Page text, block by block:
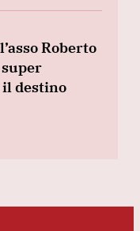
Roberto
destino